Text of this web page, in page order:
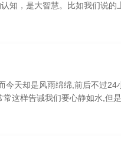
知，是大智慧。比如我们说的
今天却是风雨绵绵,前后不过
这样告诫我们要心静如水,但